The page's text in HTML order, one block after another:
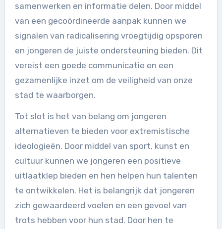
samenwerken en informatie delen. Door middel
van een gecoördineerde aanpak kunnen we
signalen van radicalisering vroegtijdig opsporen
en jongeren de juiste ondersteuning bieden. Dit
vereist een goede communicatie en een
gezamenlijke inzet om de veiligheid van onze
stad te waarborgen.
Tot slot is het van belang om jongeren
alternatieven te bieden voor extremistische
ideologieën. Door middel van sport, kunst en
cultuur kunnen we jongeren een positieve
uitlaatklep bieden en hen helpen hun talenten
te ontwikkelen. Het is belangrijk dat jongeren
zich gewaardeerd voelen en een gevoel van
trots hebben voor hun stad. Door hen te